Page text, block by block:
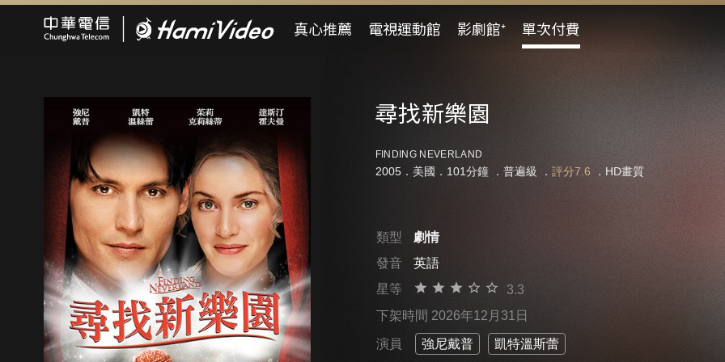
真心推薦 電視運動館 影劇館⁺ 單次付費
尋找新樂園
FINDING NEVERLAND
2005．美國．101分鐘 ． 普遍級 ． 評分7.6 ．HD畫質
類型
劇情
發音
英語
星等
3.3
下架時間 2026年12月31日
演員 強尼戴普 凱特溫斯蕾